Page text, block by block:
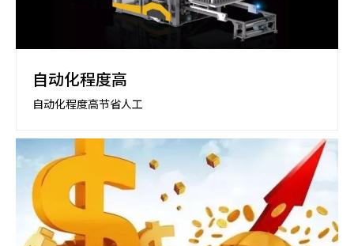
自动化程度高
自动化程度高节省人工